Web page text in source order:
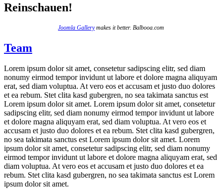
Reinschauen!
Joomla Gallerymakes it better. Balbooa.com
Team
Lorem ipsum dolor sit amet, consetetur sadipscing elitr, sed diam
nonumy eirmod tempor invidunt ut labore et dolore magna aliquyam
erat, sed diam voluptua. At vero eos et accusam et justo duo dolores
et ea rebum. Stet clita kasd gubergren, no sea takimata sanctus est
Lorem ipsum dolor sit amet. Lorem ipsum dolor sit amet, consetetur
sadipscing elitr, sed diam nonumy eirmod tempor invidunt ut labore
et dolore magna aliquyam erat, sed diam voluptua. At vero eos et
accusam et justo duo dolores et ea rebum. Stet clita kasd gubergren,
no sea takimata sanctus est Lorem ipsum dolor sit amet. Lorem
ipsum dolor sit amet, consetetur sadipscing elitr, sed diam nonumy
eirmod tempor invidunt ut labore et dolore magna aliquyam erat, sed
diam voluptua. At vero eos et accusam et justo duo dolores et ea
rebum. Stet clita kasd gubergren, no sea takimata sanctus est Lorem
ipsum dolor sit amet.